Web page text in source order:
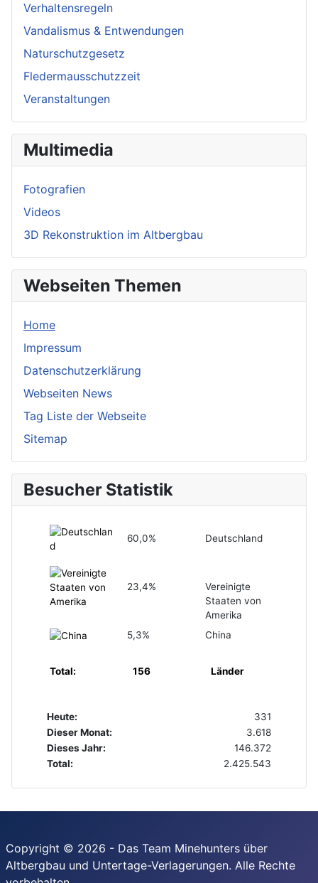
Verhaltensregeln
Vandalismus & Entwendungen
Naturschutzgesetz
Fledermausschutzzeit
Veranstaltungen
Multimedia
Fotografien
Videos
3D Rekonstruktion im Altbergbau
Webseiten Themen
Home
Impressum
Datenschutzerklärung
Webseiten News
Tag Liste der Webseite
Sitemap
Besucher Statistik
60,0% Deutschland
23,4%
Vereinigte
Staaten von
Amerika
5,3%
China
Total: 156 Länder
Heute:
331
Dieser Monat:
3.618
Dieses Jahr:
146.372
Total:
2.425.543
Copyright © 2026 - Das Team Minehunters über
Altbergbau und Untertage-Verlagerungen. Alle Rechte